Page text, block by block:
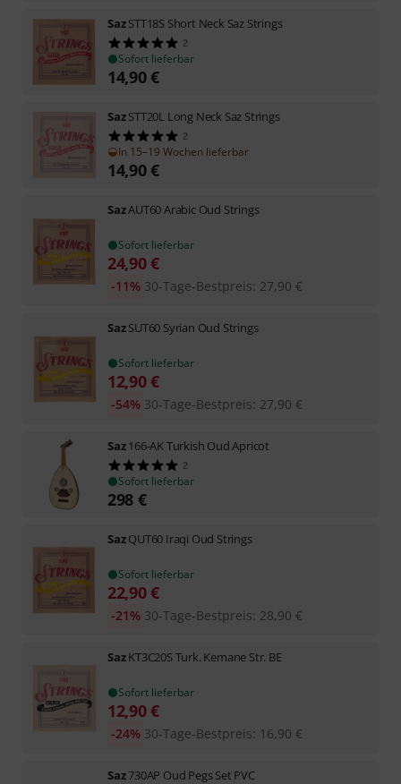
SazSTT18S Short Neck Saz Strings
2
Sofort lieferbar
14,90€
SazSTT20L Long Neck Saz Strings
2
In 15–19 Wochen lieferbar
14,90€
SazAUT60 Arabic Oud Strings
Sofort lieferbar
24,90€
30-Tage-Bestpreis: 27,90 €
-11%
SazSUT60 Syrian Oud Strings
Sofort lieferbar
12,90€
30-Tage-Bestpreis: 27,90 €
-54%
Saz166-AK Turkish Oud Apricot
2
Sofort lieferbar
298 €
SazQUT60 Iraqi Oud Strings
Sofort lieferbar
22,90€
30-Tage-Bestpreis: 28,90 €
-21%
SazKT3C20S Turk. Kemane Str. BE
Sofort lieferbar
12,90€
30-Tage-Bestpreis: 16,90 €
-24%
Saz730AP Oud Pegs Set PVC